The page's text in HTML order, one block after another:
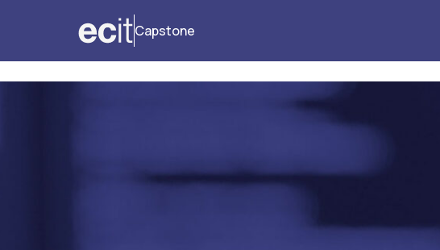
Capstone